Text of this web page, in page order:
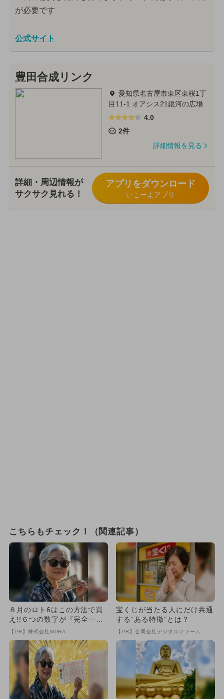
が必要です
公式サイト
豊田合成リンク
愛知県名古屋市東区東桜1丁
目11-1 オアシス21銀河の広場
4.0
2件
詳細情報を見る
詳細・周辺情報が
サクサク見れる！
アプリをダウンロード
いこーよアプリ
こちらもチェック！（関連記事）
８月のロト6はこの方法で買
え!!６つの数字が『完全一
致』する方法
【PR】株式会社MURA
宝くじが当たる人にだけ共通
する“ある特徴”とは？
【PR】合同会社デジタルファーム